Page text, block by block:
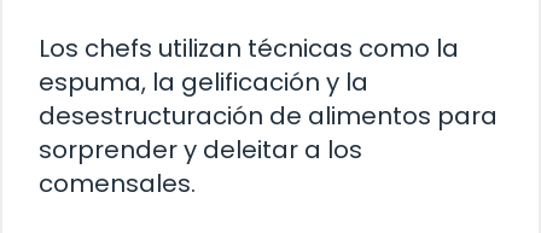
Los chefs utilizan técnicas como la
espuma, la gelificación y la
desestructuración de alimentos para
sorprender y deleitar a los
comensales.